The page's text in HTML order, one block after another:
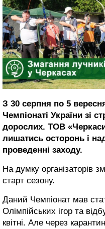
З 30 серпня по 5
Чемпіонаті України зі
дорослих. ТОВ
лишатись осторонь і
проведенні заходу.
На думку організаторів
старт сезону.
Даний Чемпіонат мав
Олімпійських ігор та
квітні. Але через